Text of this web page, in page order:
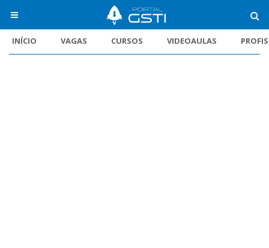
INÍCIO VAGAS CURSOS VIDEOAULAS